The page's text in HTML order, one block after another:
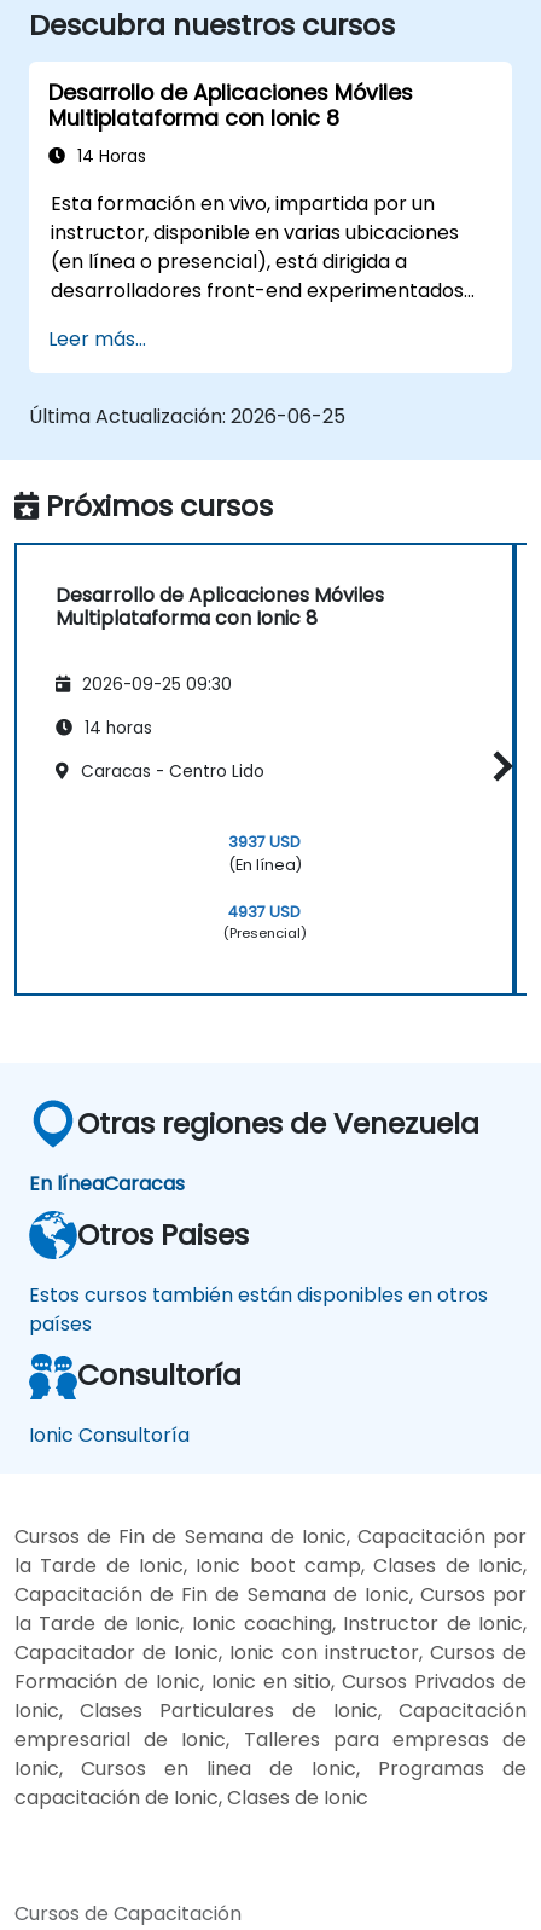
Descubra nuestros cursos
Desarrollo de Aplicaciones Móviles
Multiplataforma con Ionic 8
14 Horas
Esta formación en vivo, impartida por un
instructor, disponible en varias ubicaciones
(en línea o presencial), está dirigida a
desarrolladores front-end experimentados
construir aplicaciones móviles híbridas de
nivel de producción y aplicaciones web
progresivas desde una sola base de código.
Leer más...
Última Actualización: 2026-06-25
Próximos cursos
Desarrollo de Aplicaciones Móviles
Multiplataforma con Ionic 8
2026-09-25 09:30
14 horas
Caracas - Centro Lido
3937 USD
(En línea)
4937 USD
(Presencial)
Otras regiones de Venezuela
En líneaCaracas
Otros Paises
Estos cursos también están disponibles en otros
países
Consultoría
Ionic Consultoría
Cursos de Fin de Semana de Ionic, Capacitación por
la Tarde de Ionic, Ionic boot camp, Clases de Ionic,
Capacitación de Fin de Semana de Ionic, Cursos por
la Tarde de Ionic, Ionic coaching, Instructor de Ionic,
Capacitador de Ionic, Ionic con instructor, Cursos de
Formación de Ionic, Ionic en sitio, Cursos Privados de
Ionic, Clases Particulares de Ionic, Capacitación
empresarial de Ionic, Talleres para empresas de
Ionic, Cursos en linea de Ionic, Programas de
capacitación de Ionic, Clases de Ionic
Cursos de Capacitación